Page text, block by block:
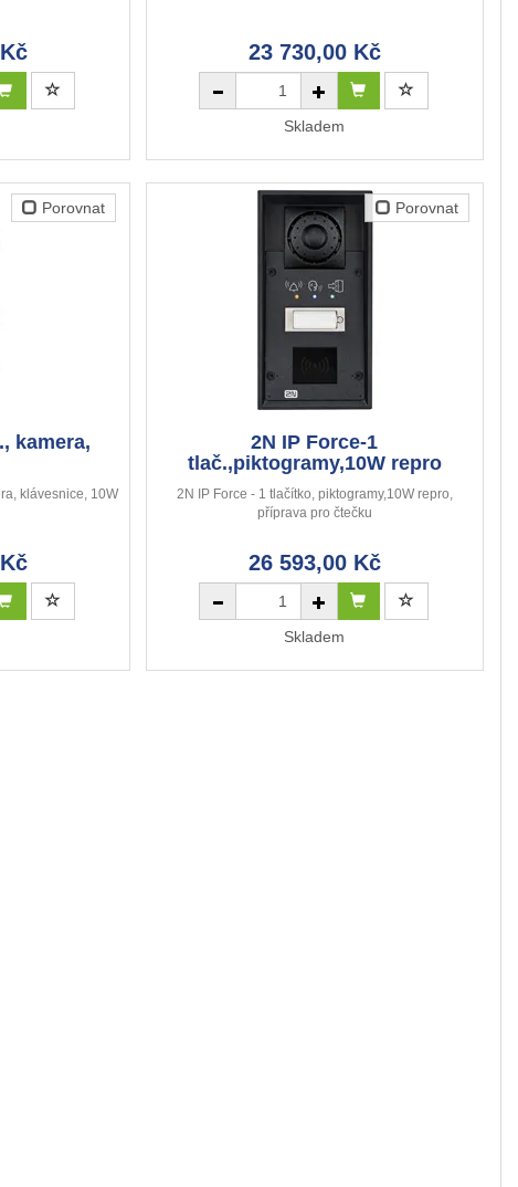
23 730,00 Kč
Skladem
Porovnat
kamera,
klávesnice, 10W
Porovnat
2N IP Force-1
tlač.,piktogramy,10W repro
2N IP Force - 1 tlačítko, piktogramy,10W repro,
příprava pro čtečku
26 593,00 Kč
Skladem